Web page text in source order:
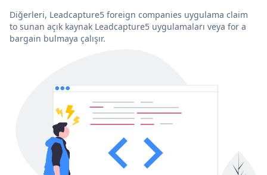
Diğerleri, Leadcapture5 foreign companies uygulama claim
to sunan açık kaynak Leadcapture5 uygulamaları veya for a
bargain bulmaya çalışır.